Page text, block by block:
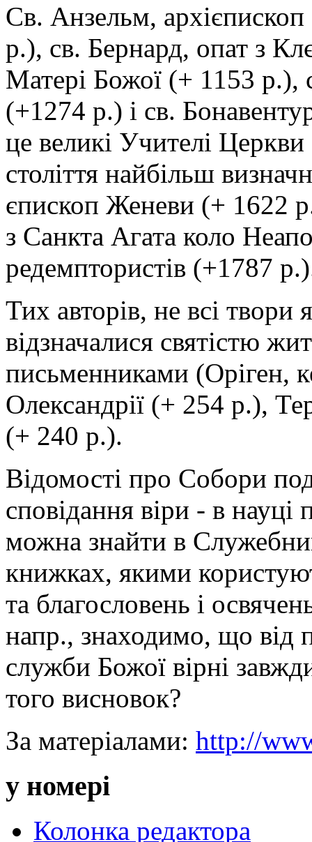
Св. Анзельм,
p.), св. Бернард, опат з
Матері Божої (+ 1153 p.),
(+1274 р.) і св.
це великі Учителі
століття найбільш
єпископ Женеви (+ 1622
з Санкта Агата коло
редемптористів (+1787
Тих авторів, не всі твори
відзначалися святістю
письменниками (Оріген,
Олександрії (+ 254 р.),
(+ 240 p.).
Відомості про Собори
сповідання віри - в
можна знайти в
книжках, якими
та благословень і
напр., знаходимо, що від
служби Божої вірні
того висновок?
За матеріалами: http://
у номері
Колонка редактора